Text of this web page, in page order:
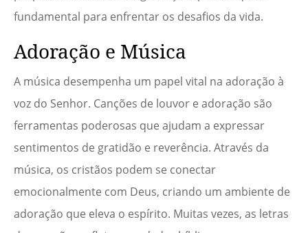
fundamental para enfrentar os desafios da vida.
Adoração e Música
A música desempenha um papel vital na adoração à
voz do Senhor. Canções de louvor e adoração são
ferramentas poderosas que ajudam a expressar
sentimentos de gratidão e reverência. Através da
música, os cristãos podem se conectar
emocionalmente com Deus, criando um ambiente de
adoração que eleva o espírito. Muitas vezes, as letras